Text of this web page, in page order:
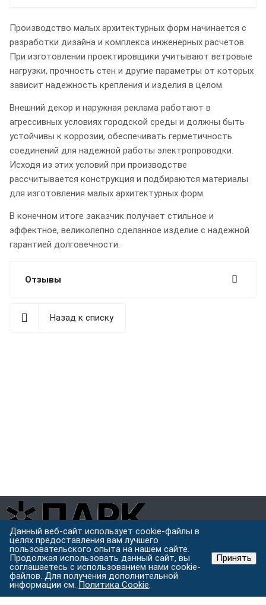
Производство малых архитектурных форм начинается с
разработки дизайна и комплекса инженерных расчетов.
При изготовлении проектировщики учитывают ветровые
нагрузки, прочность стен и другие параметры от которых
зависит надежность крепления и изделия в целом.
Внешний декор и наружная реклама работают в
агрессивных условиях городской среды и должны быть
устойчивы к коррозии, обеспечивать герметичность
соединений для надежной работы электропроводки.
Исходя из этих условий при производстве
рассчитывается конструкция и подбираются материалы
для изготовления малых архитектурных форм.
В конечном итоге заказчик получает стильное и
эффектное, великолепно сделанное изделие с надежной
гарантией долговечности.
Отзывы
Назад к списку
Завод металлоконструкций полного цикла в Хабаровске.
Проектируем, режем, варим и защищаем металл под одной
крышей.
Хабаровск, ул. Строительная 24 с.5
Пн–Пт: 9:00–18:00
Данный веб-сайт использует cookie-файлы в
целях предоставления вам лучшего
пользовательского опыта на нашем сайте.
Продолжая использовать данный сайт, вы
соглашаетесь с использованием нами cookie-
файлов. Для получения дополнительной
информации см. Политика Cookie.
Принять